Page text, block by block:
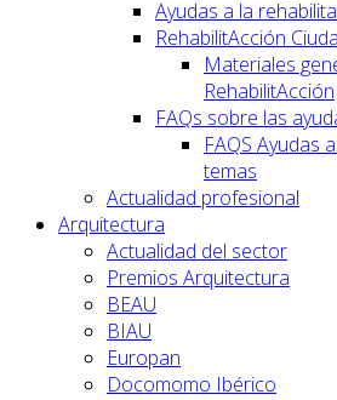
Ayudas a la
RehabilitAcción
Materiales
RehabilitAcción
FAQs sobre las
FAQS Ayudas
temas
Actualidad profesional
Arquitectura
Actualidad del sector
Premios Arquitectura
BEAU
BIAU
Europan
Docomomo Ibérico